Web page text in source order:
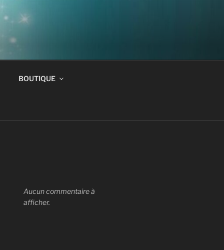
BOUTIQUE
Aucun commentaire à
afficher.